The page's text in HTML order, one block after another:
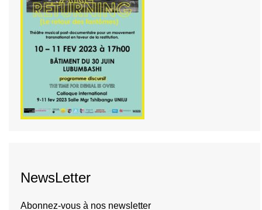
NewsLetter
Abonnez-vous à nos newsletter